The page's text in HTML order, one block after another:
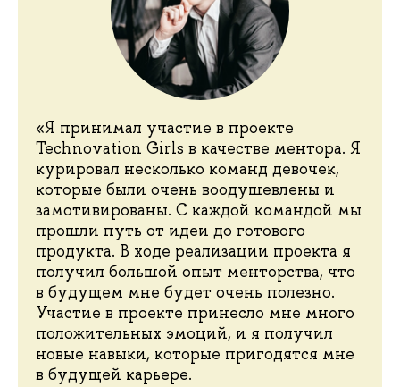
«Я принимал участие в проекте
Technovation Girls в качестве ментора. Я
курировал несколько команд девочек,
которые были очень воодушевлены и
замотивированы. С каждой командой мы
прошли путь от идеи до готового
продукта. В ходе реализации проекта я
получил большой опыт менторства, что
в будущем мне будет очень полезно.
Участие в проекте принесло мне много
положительных эмоций, и я получил
новые навыки, которые пригодятся мне
в будущей карьере.